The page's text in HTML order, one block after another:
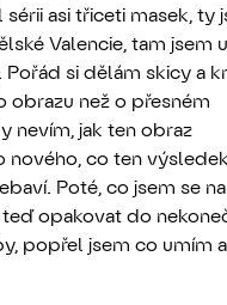
asi třiceti masek, ty
Valencie, tam jsem
si dělám skicy a
obrazu než o přesném
nevím, jak ten obraz
nového, co ten výsledek
Poté, co jsem se
opakovat do
popřel jsem co umím a